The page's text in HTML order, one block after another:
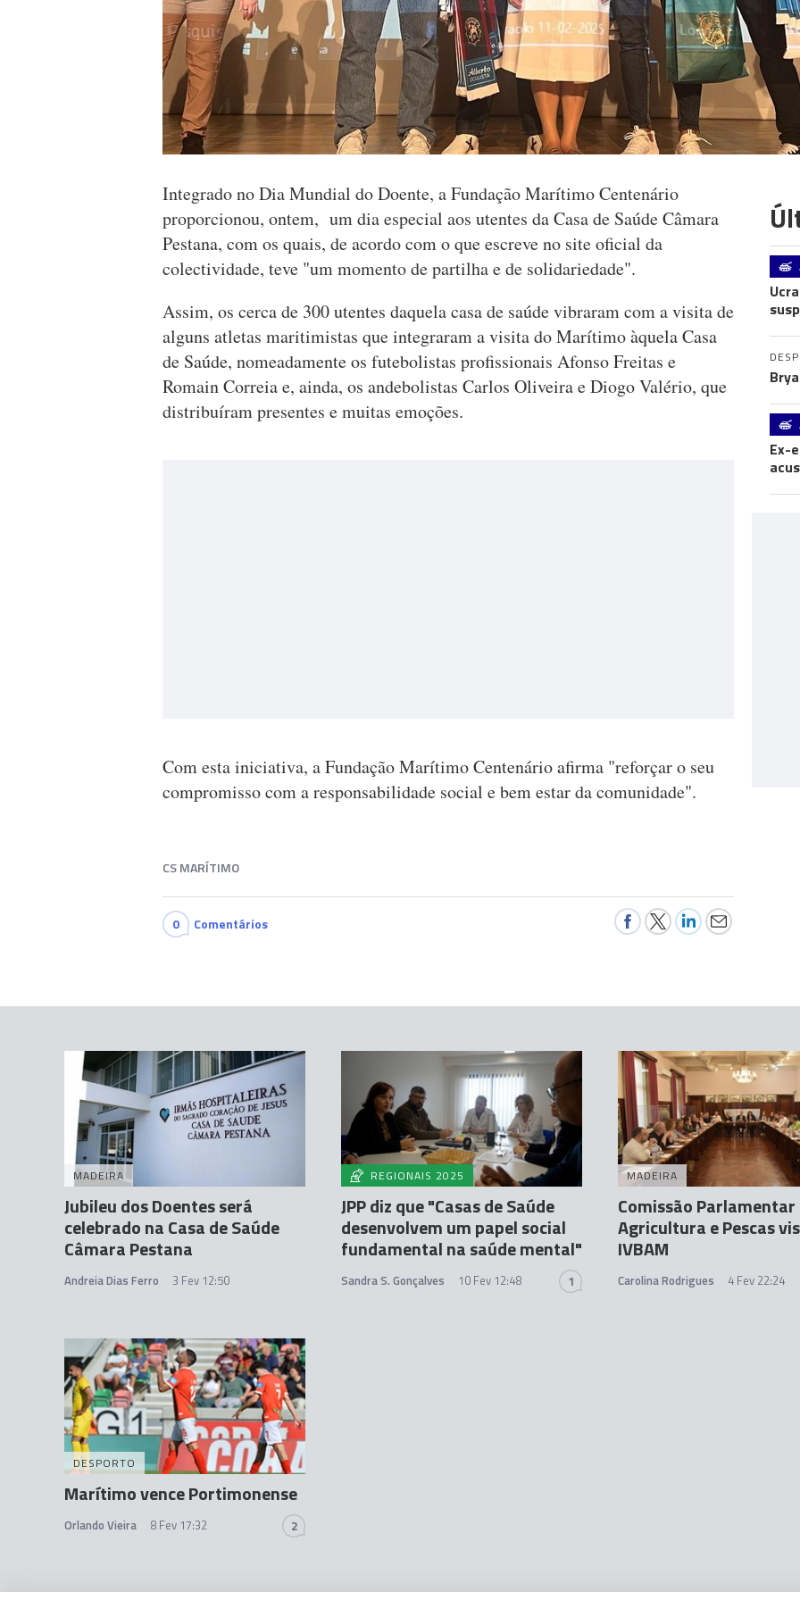
Integrado no Dia Mundial do Doente, a Fundação Marítimo Centenário
proporcionou, ontem, um dia especial aos utentes da Casa de Saúde Câmara
Pestana, com os quais, de acordo com o que escreve no site oficial da
colectividade, teve "um momento de partilha e de solidariedade".
Assim, os cerca de 300 utentes daquela casa de saúde vibraram com a visita de
alguns atletas maritimistas que integraram a visita do Marítimo àquela Casa
de Saúde, nomeadamente os futebolistas profissionais Afonso Freitas e
Romain Correia e, ainda, os andebolistas Carlos Oliveira e Diogo Valério, que
distribuíram presentes e muitas emoções.
Com esta iniciativa, a Fundação Marítimo Centenário afirma "reforçar o seu
compromisso com a responsabilidade social e bem estar da comunidade".
CS MARÍTIMO
0 Comentários
Ex-
MADEIRA
Jubileu dos Doentes será
celebrado na Casa de Saúde
Câmara Pestana
Andreia Dias Ferro 3 Fev 12:50
REGIONAIS 2025
JPP diz que "Casas de Saúde
desenvolvem um papel social
fundamental na saúde mental"
Sandra S. Gonçalves 10 Fev 12:48 1
MADEIRA
Comissão Parlamentar
Agricultura e Pescas
IVBAM
Carolina Rodrigues 4 Fev 22:24
DESPORTO
Marítimo vence Portimonense
Orlando Vieira 8 Fev 17:32 2